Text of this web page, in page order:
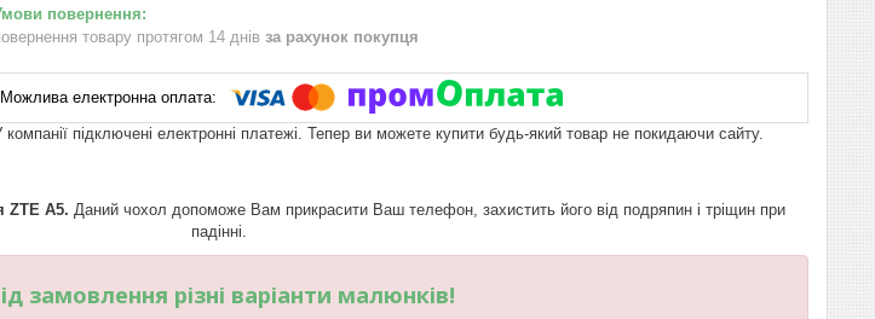
товару протягом 14 днів за рахунок покупця
компанії підключені електронні платежі. Тепер ви можете купити будь-який товар не покидаючи сайту.
ZTE A5. Даний чохол допоможе Вам прикрасити Ваш телефон, захистить його від подряпин і тріщин при
падінні.
замовлення різні варіанти малюнків!